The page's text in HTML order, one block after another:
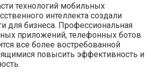
технологий мобильных
интеллекта создали
для бизнеса. Профессиональная
приложений, телефонных ботов
все более востребованной
повысить эффективность и